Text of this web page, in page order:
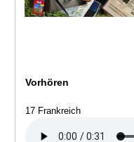
Vorhören
17 Frankreich